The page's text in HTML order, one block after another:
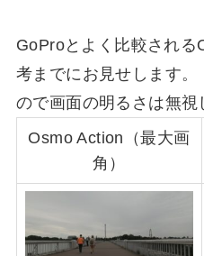
GoProとよく比較される
考までにお見せします
ので画面の明るさは無視
Osmo Action（最大画
角）